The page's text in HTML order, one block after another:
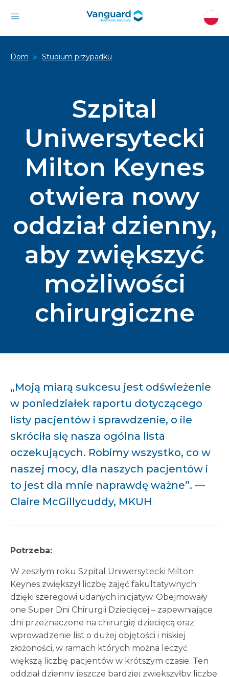
Dom > Studium przypadku
Szpital
Uniwersytecki
Milton Keynes
otwiera nowy
oddział dzienny,
aby zwiększyć
możliwości
chirurgiczne
„Moją miarą sukcesu jest odświeżenie
w poniedziałek raportu dotyczącego
listy pacjentów i sprawdzenie, o ile
skróciła się nasza ogólna lista
oczekujących. Robimy wszystko, co w
naszej mocy, dla naszych pacjentów i
to jest dla mnie naprawdę ważne”. —
Claire McGillycuddy, MKUH
Potrzeba:
W zeszłym roku Szpital Uniwersytecki Milton
Keynes zwiększył liczbę zajęć fakultatywnych
dzięki szeregowi udanych inicjatyw. Obejmowały
one Super Dni Chirurgii Dziecięcej – zapewniające
dni przeznaczone na chirurgię dziecięcą oraz
wprowadzenie list o dużej objętości i niskiej
złożoności, w ramach których można leczyć
większą liczbę pacjentów w krótszym czasie. Ten
oddział dzienny jeszcze bardziej zwiększyłby liczbę